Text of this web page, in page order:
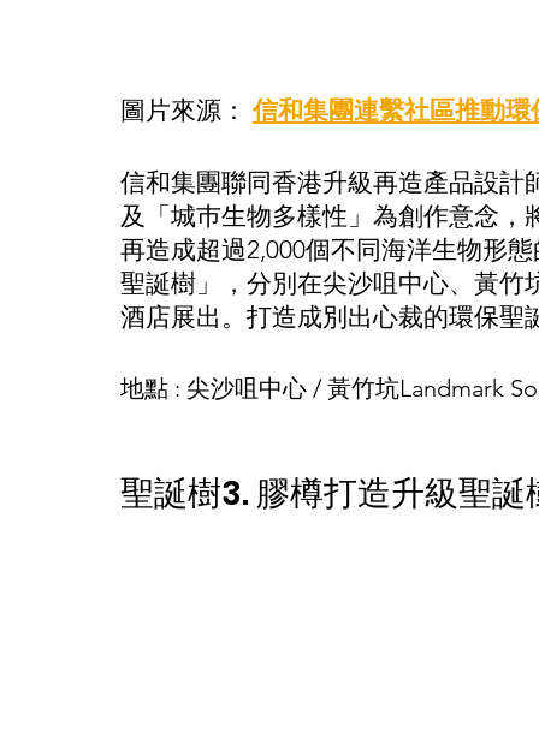
圖片來源： 信和集團連繫社區推動環
信和集團聯同香港升級再造產品設
及「城巿生物多樣性」為創作意念
再造成超過2,000個不同海洋生物形
聖誕樹」，分別在尖沙咀中心、黃竹
酒店展出。打造成別出心裁的環保聖
地點 : 尖沙咀中心 / 黃竹坑Landmark
聖誕樹3. 膠樽打造升級聖誕